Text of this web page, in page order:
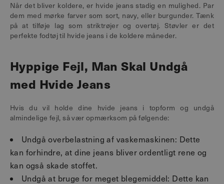
Når det bliver koldere, er hvide jeans stadig en mulighed. Par
dem med mørke farver som sort, navy, eller burgunder. Tænk
på at tilføje lag som striktrøjer og overtøj. Støvler er det
perfekte fodtøj til hvide jeans i de koldere måneder.
Hyppige Fejl, Man Skal Undgå
med Hvide Jeans
Hvis du vil holde dine hvide jeans i topform og undgå
almindelige fejl, så vær opmærksom på følgende:
Undgå overbelastning af vaskemaskinen: Dette
kan forhindre, at dine jeans bliver ordentligt rene og
kan også skade stoffet.
Undgå at bruge for meget blegemiddel: Dette kan